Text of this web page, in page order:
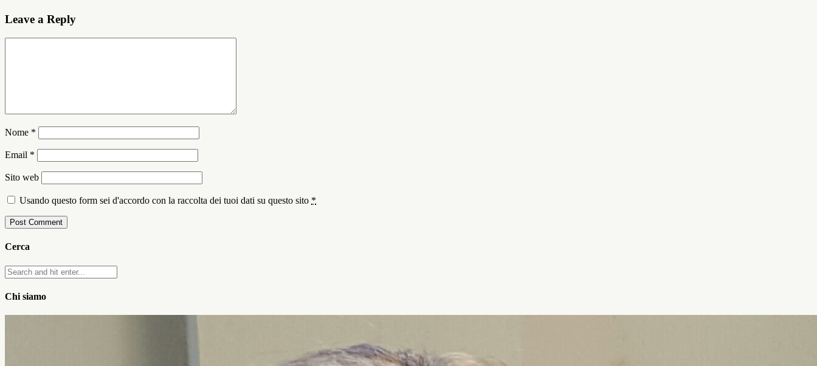
Leave a Reply
Nome *
Email *
Sito web
Usando questo form sei d'accordo con la raccolta dei tuoi dati su questo sito *
Cerca
Chi siamo